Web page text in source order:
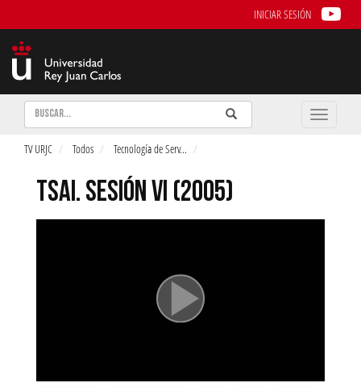
INICIAR SESIÓN
Buscar Enviar
Buscar
Toggle
TV URJC Todos Tecnología de Serv...
TSAI. SESIÓN VI (2005)